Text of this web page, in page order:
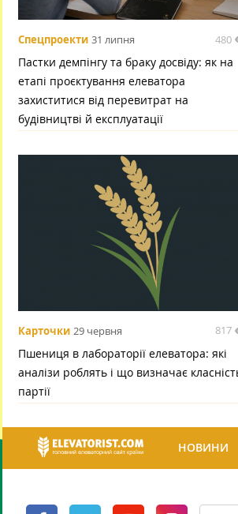
Спецпроекти 31 липня 480
Пастки демпінгу та браку досвіду: як на
етапі проєктування елеватора
захиститися від перевитрат на
будівництві й експлуатації
Карточки 29 червня 817
Пшениця в лабораторії елеватора: які
аналізи роблять і що визначає
партії
НОВИНИ